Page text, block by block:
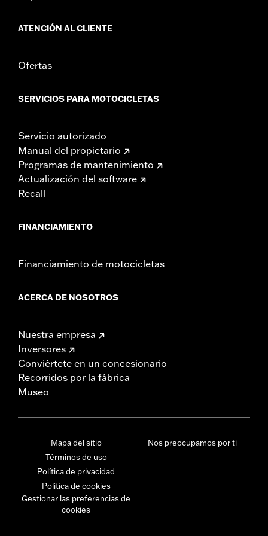
GARANTÍA:1 año de garantía limitada – Consulta
ATENCIÓN AL CLIENTE
Ofertas
SERVICIOS PARA MOTOCICLETAS
Servicio autorizado
Manual del propietario
Programas de mantenimiento
Actualización del software
Recall
FINANCIAMIENTO
Financiamiento de motocicletas
ACERCA DE NOSOTROS
Nuestra empresa
Inversores
Conviértete en un concesionario
Recorridos por la fábrica
Museo
Mapa del sitio
Términos de uso
Política de privacidad
Política de cookies
Gestionar las preferencias de
cookies
Nos preocupamos por ti